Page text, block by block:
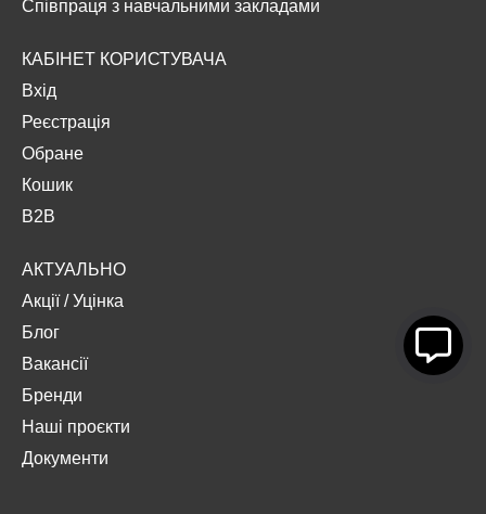
Співпраця з навчальними закладами
КАБІНЕТ КОРИСТУВАЧА
Вхід
Реєстрація
Обране
Кошик
B2B
АКТУАЛЬНО
Акції/Уцінка
Блог
Вакансії
Бренди
Наші проєкти
Документи